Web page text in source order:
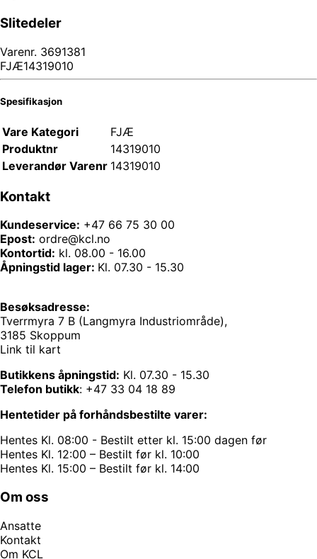
Slitedeler
Varenr. 3691381
FJÆ14319010
Spesifikasjon
Vare Kategori
FJÆ
Produktnr
14319010
Leverandør Varenr 14319010
Kontakt
Kundeservice: +47 66 75 30 00
Epost: ordre@kcl.no
Kontortid: kl. 08.00 - 16.00
Åpningstid lager: Kl. 07.30 - 15.30
Besøksadresse:
Tverrmyra 7 B (Langmyra Industriområde),
3185 Skoppum
Link til kart
Butikkens åpningstid: Kl. 07.30 - 15.30
Telefon butikk: +47 33 04 18 89
Hentetider på forhåndsbestilte varer:
Hentes Kl. 08:00 - Bestilt etter kl. 15:00 dagen før
Hentes Kl. 12:00 – Bestilt før kl. 10:00
Hentes Kl. 15:00 – Bestilt før kl. 14:00
Om oss
Ansatte
Kontakt
Om KCL